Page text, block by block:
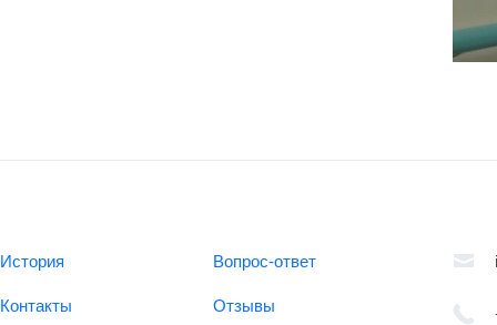
История Вопрос-ответ
Контакты Отзывы